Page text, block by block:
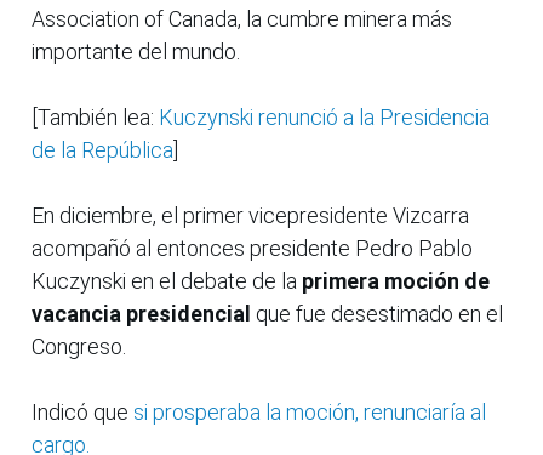
Association of Canada, la cumbre minera más
importante del mundo.
[También lea: Kuczynski renunció a la Presidencia
de la República
En diciembre, el primer vicepresidente Vizcarra
acompañó al entonces presidente Pedro Pablo
Kuczynski en el debate de la primera moción de
vacancia presidencial que fue desestimado en el
Congreso.
Indicó que si prosperaba la moción, renunciaría al
cargo.